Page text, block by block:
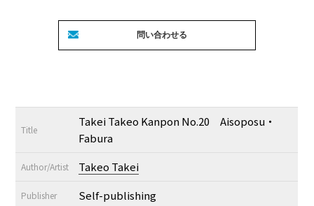
Title
Takei Takeo Kanpon No.20 Aisoposu・
Fabura
Author/Artist Takeo Takei
Publisher Self-publishing